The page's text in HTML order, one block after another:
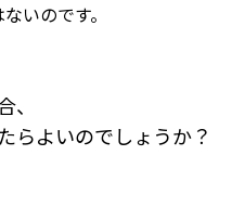
いのです。
らよいのでしょうか？